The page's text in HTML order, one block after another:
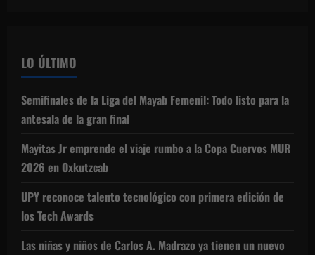
LO ÚLTIMO
Semifinales de la Liga del Mayab Femenil: Todo listo para la
antesala de la gran final
Mayitas Jr emprende el viaje rumbo a la Copa Cuervos MUR
2026 en Oxkutzcab
UPY reconoce talento tecnológico con primera edición de
los Tech Awards
Las niñas y niños de Carlos A. Madrazo ya tienen un nuevo